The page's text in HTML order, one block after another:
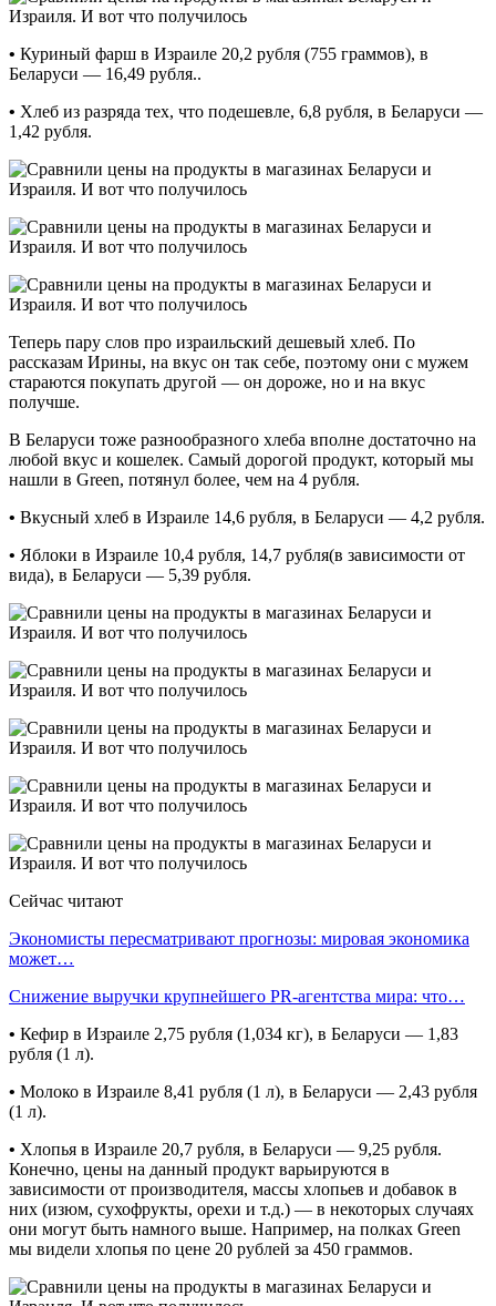
• Куриный фарш в Израиле 20,2 рубля (755 граммов), в
Беларуси — 16,49 рубля..
• Хлеб из разряда тех, что подешевле, 6,8 рубля, в Беларуси —
1,42 рубля.
Теперь пару слов про израильский дешевый хлеб. По
рассказам Ирины, на вкус он так себе, поэтому они с мужем
стараются покупать другой — он дороже, но и на вкус
получше.
В Беларуси тоже разнообразного хлеба вполне достаточно на
любой вкус и кошелек. Самый дорогой продукт, который мы
нашли в Green, потянул более, чем на 4 рубля.
• Вкусный хлеб в Израиле 14,6 рубля, в Беларуси — 4,2 рубля.
• Яблоки в Израиле 10,4 рубля, 14,7 рубля(в зависимости от
вида), в Беларуси — 5,39 рубля.
Сейчас читают
Экономисты пересматривают прогнозы: мировая экономика
может…
Снижение выручки крупнейшего PR-агентства мира: что…
• Кефир в Израиле 2,75 рубля (1,034 кг), в Беларуси — 1,83
рубля (1 л).
• Молоко в Израиле 8,41 рубля (1 л), в Беларуси — 2,43 рубля
(1 л).
• Хлопья в Израиле 20,7 рубля, в Беларуси — 9,25 рубля.
Конечно, цены на данный продукт варьируются в
зависимости от производителя, массы хлопьев и добавок в
них (изюм, сухофрукты, орехи и т.д.) — в некоторых случаях
они могут быть намного выше. Например, на полках Green
мы видели хлопья по цене 20 рублей за 450 граммов.